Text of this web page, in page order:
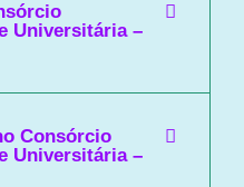
Universitária –
Consórcio
Universitária –